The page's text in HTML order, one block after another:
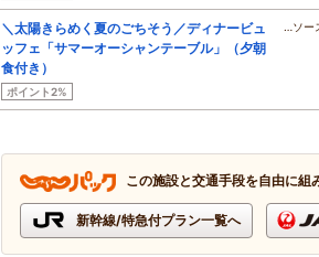
＼太陽きらめく夏のごちそう／ディナービュ
ッフェ「サマーオーシャンテーブル」（夕朝
食付き）
ポイント2%
…ソー
この施設と交通手段を自由に組
新幹線/特急付プラン一覧へ